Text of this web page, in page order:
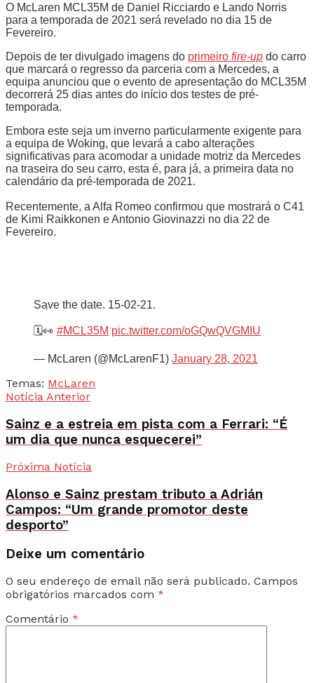
O McLaren MCL35M de Daniel Ricciardo e Lando Norris
para a temporada de 2021 será revelado no dia 15 de
Fevereiro.
Depois de ter divulgado imagens do primeiro fire-up do carro
que marcará o regresso da parceria com a Mercedes, a
equipa anunciou que o evento de apresentação do MCL35M
decorrerá 25 dias antes do início dos testes de pré-
temporada.
Embora este seja um inverno particularmente exigente para
a equipa de Woking, que levará a cabo alterações
significativas para acomodar a unidade motriz da Mercedes
na traseira do seu carro, esta é, para já, a primeira data no
calendário da pré-temporada de 2021.
Recentemente, a Alfa Romeo confirmou que mostrará o C41
de Kimi Raikkonen e Antonio Giovinazzi no dia 22 de
Fevereiro.
Save the date. 15-02-21.
🗓️👀 #MCL35M pic.twitter.com/oGQwQVGMIU
— McLaren (@McLarenF1) January 28, 2021
Temas: McLaren
Notícia Anterior
Sainz e a estreia em pista com a Ferrari: “É
um dia que nunca esquecerei”
Próxima Notícia
Alonso e Sainz prestam tributo a Adrián
Campos: “Um grande promotor deste
desporto”
Deixe um comentário
O seu endereço de email não será publicado. Campos
obrigatórios marcados com *
Comentário *